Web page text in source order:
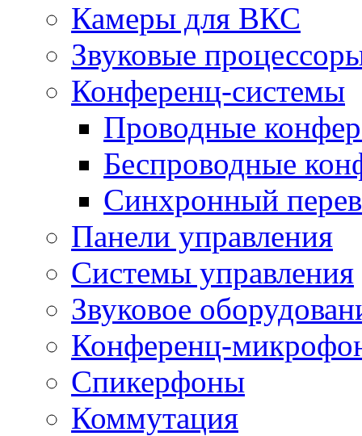
Камеры для ВКС
Звуковые
Конференц-системы
Проводные
Беспроводные
Синхронный
Панели управления
Системы управления
Звуковое
Конференц-
Спикерфоны
Коммутация